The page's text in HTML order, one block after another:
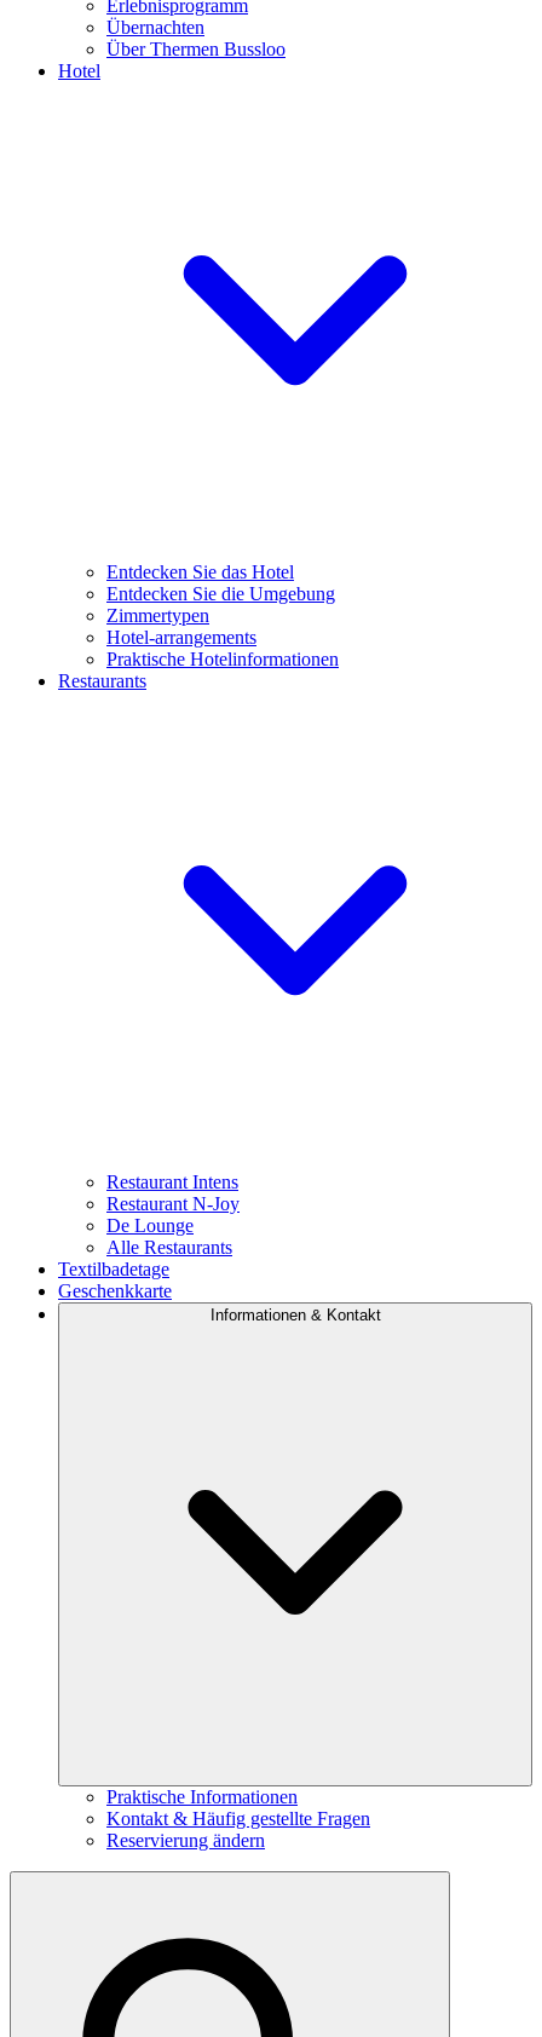
Erlebnisprogramm
Übernachten
Über Thermen Bussloo
Hotel
Entdecken Sie das Hotel
Entdecken Sie die Umgebung
Zimmertypen
Hotel-arrangements
Praktische Hotelinformationen
Restaurants
Restaurant Intens
Restaurant N-Joy
De Lounge
Alle Restaurants
Textilbadetage
Geschenkkarte
Informationen & Kontakt
Praktische Informationen
Kontakt & Häufig gestellte Fragen
Reservierung ändern